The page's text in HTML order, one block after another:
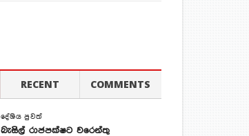
RECENT COMMENTS
දේශිය පුවත්
බැසිල් රාජපක්ෂට වරෙන්තු